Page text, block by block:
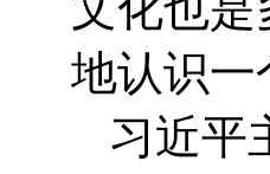
地认识一
习近平